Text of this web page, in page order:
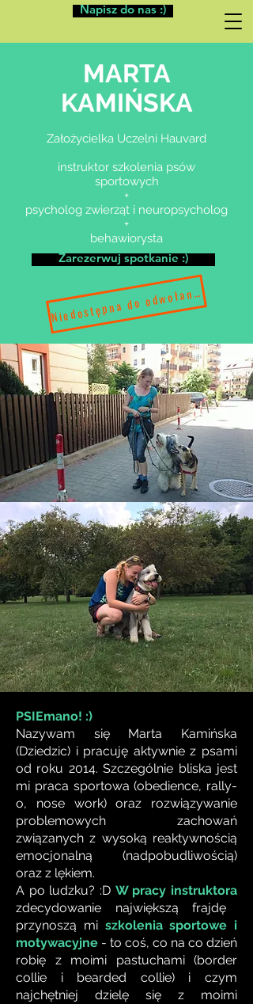
Napisz do nas :)
MARTA
KAMIŃSKA
Założycielka Uczelni Hauvard
instruktor szkolenia psów
sportowych
+
psycholog zwierząt i neuropsycholog
+
behawiorysta
Zarezerwuj spotkanie :)
Niedostępna do odwołania
PSIEmano! :)
Nazywam się Marta Kamińska
(Dziedzic) i pracuję aktywnie z psami
od roku 2014. Szczególnie bliska jest
mi praca sportowa (obedience, rally-
o, nose work) oraz rozwiązywanie
problemowych zachowań
związanych z wysoką reaktywnością
emocjonalną (nadpobudliwością)
oraz z lękiem.
A po ludzku? :D W pracy instruktora
zdecydowanie największą frajdę
przynoszą mi szkolenia sportowe i
motywacyjne - to coś, co na co dzień
robię z moimi pastuchami (border
collie i bearded collie) i czym
najchętniej dzielę się z moimi